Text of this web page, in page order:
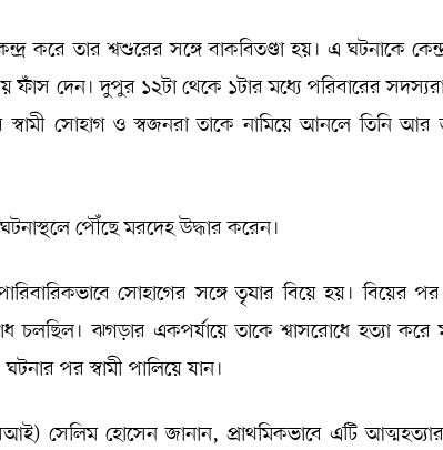
করে তার শ্বশুরের সঙ্গে বাকবিতণ্ডা হয়। এ ঘটনাকে
ফাঁস দেন। দুপুর ১২টা থেকে ১টার মধ্যে পরিবারের
সোহাগ ও স্বজনরা তাকে নামিয়ে আনলে তিনি আর
পৌঁছে মরদেহ উদ্ধার করেন।
সোহাগের সঙ্গে তৃষার বিয়ে হয়। বিয়ের
চলছিল। ঝগড়ার একপর্যায়ে তাকে শ্বাসরোধে হত্যা করে
পর স্বামী পালিয়ে যান।
সেলিম হোসেন জানান, প্রাথমিকভাবে এটি